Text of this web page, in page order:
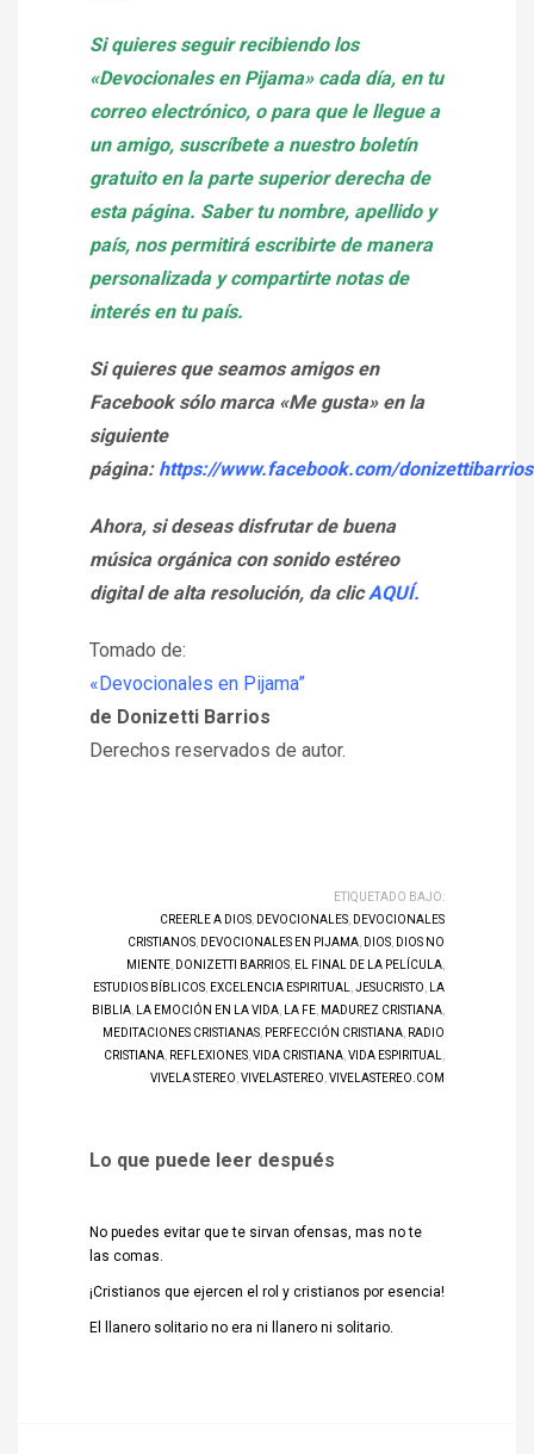
Si quieres seguir recibiendo los
«Devocionales en Pijama» cada día, en tu
correo electrónico, o para que le llegue a
un amigo, suscríbete a nuestro boletín
gratuito en la parte superior derecha de
esta página. Saber tu nombre, apellido y
país, nos permitirá escribirte de manera
personalizada y compartirte notas de
interés en tu país.
Si quieres que seamos amigos en
Facebook sólo marca «Me gusta» en la
siguiente
página: https://www.facebook.com/donizettibarrios
Ahora, si deseas disfrutar de buena
música orgánica con sonido estéreo
digital de alta resolución, da clicAQUÍ.
Tomado de:
«Devocionales en Pijama”
de Donizetti Barrios
Derechos reservados de autor.
ETIQUETADO BAJO:
CREERLE A DIOS DEVOCIONALES DEVOCIONALES
CRISTIANOS DEVOCIONALES EN PIJAMA DIOS DIOS NO
MIENTE DONIZETTI BARRIOS EL FINAL DE LA PELÍCULA
ESTUDIOS BÍBLICOS EXCELENCIA ESPIRITUAL JESUCRISTO
LA
BIBLIA
LA EMOCIÓN EN LA VIDA LA FE MADUREZ CRISTIANA
MEDITACIONES CRISTIANAS PERFECCIÓN CRISTIANA RADIO
CRISTIANA REFLEXIONES VIDA CRISTIANA VIDA ESPIRITUAL
VIVELA STEREO VIVELASTEREO VIVELASTEREO.COM
Lo que puede leer después
No puedes evitar que te sirvan ofensas, mas no te
las comas.
¡Cristianos que ejercen el rol y cristianos por esencia!
El llanero solitario no era ni llanero ni solitario.